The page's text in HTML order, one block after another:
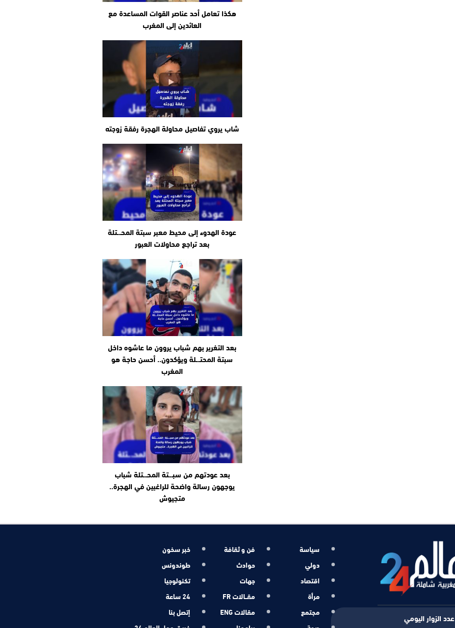
هكذا تعامل أحد عناصر القوات المساعدة مع
العائدين إلى المغرب
شاب يروي تفاصيل محاولة الهجرة رفقة زوجته
عودة الهدوء إلى محيط معبر سبتة المحـ.ـتلة
بعد تراجع محاولات العبور
بعد التغرير بهم شباب يروون ما عاشوه داخل
سبتة المحتـ.ـلة ويؤكدون.. أحسن حاجة هو
المغرب
بعد عودتهم من سبـ.ـتة المحـ.ـتلة شباب
يوجهون رسالة واضحة للراغبين في الهجرة..
متجيوش
عدد الزوار اليومي
سياسة
دولي
اقتصاد
مرأة
مجتمع
فن و ثقافة
حوادث
جهات
مقــالات FR
مقالات ENG
خبر سخون
طوندونس
تكنولوجيا
24 ساعة
إتصل بنا